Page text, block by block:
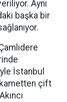
Aynı
başka bir
İstanbul
çift